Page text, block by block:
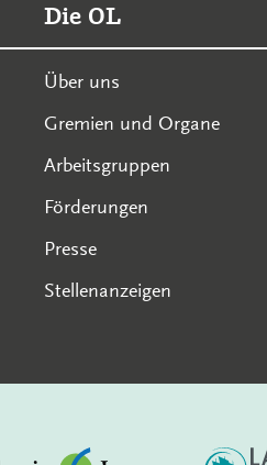
Die OL
Über uns
Gremien und Organe
Arbeitsgruppen
Förderungen
Presse
Stellenanzeigen